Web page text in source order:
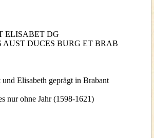
ELISABET DG
AUST DUCES BURG ET BRAB
Elisabeth geprägt in Brabant
nur ohne Jahr (1598-1621)